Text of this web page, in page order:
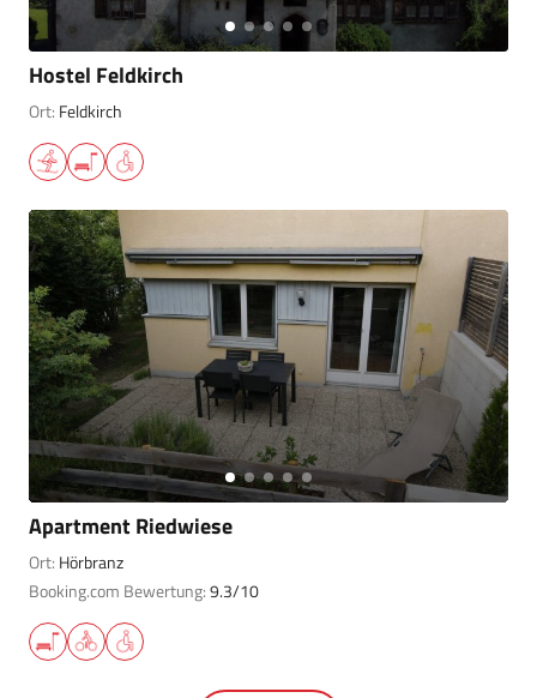
Hostel Feldkirch
Ort: Feldkirch
Apartment Riedwiese
Ort: Hörbranz
Booking.com Bewertung:9.3/10